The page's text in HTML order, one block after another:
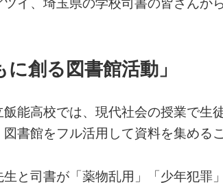
に創る図書館活動」
飯能高校では、現代社会の授業で生
書館をフル活用して資料を集める
生と司書が「薬物乱用」「少年犯罪